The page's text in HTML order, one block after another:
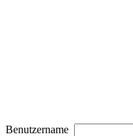
Benutzername